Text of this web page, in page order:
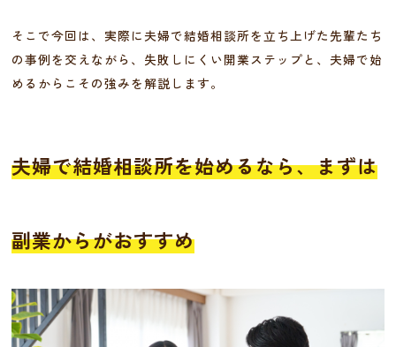
そこで今回は、実際に夫婦で結婚相談所を立ち上げた先輩たち
の事例を交えながら、失敗しにくい開業ステップと、夫婦で始
めるからこその強みを解説します。
夫婦で結婚相談所を始めるなら、まずは
副業からがおすすめ